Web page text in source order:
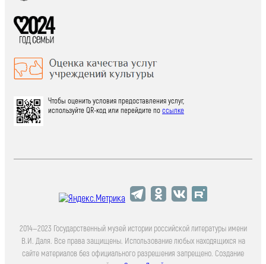
Чтобы оценить условия предоставления услуг,
используйте QR-код или перейдите поссылке
2014—2023 Государственный музей истории российской литературы имени
В.И. Даля. Все права защищены. Использование любых находящихся на
сайте материалов без официального разрешения запрещено. Создание